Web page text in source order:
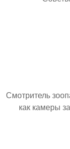
Смотритель
как камеры